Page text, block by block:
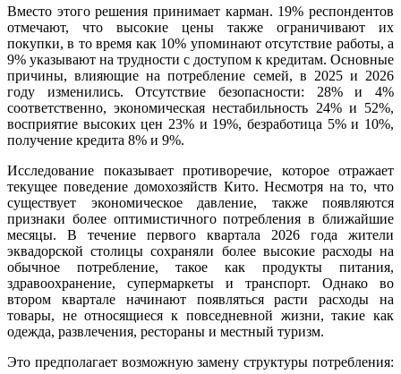
Вместо этого решения принимает карман. 19% респондентов
отмечают, что высокие цены также ограничивают их
покупки, в то время как 10% упоминают отсутствие работы, а
9% указывают на трудности с доступом к кредитам. Основные
причины, влияющие на потребление семей, в 2025 и 2026
году изменились. Отсутствие безопасности: 28% и 4%
соответственно, экономическая нестабильность 24% и 52%,
восприятие высоких цен 23% и 19%, безработица 5% и 10%,
получение кредита 8% и 9%.
Исследование показывает противоречие, которое отражает
текущее поведение домохозяйств Кито. Несмотря на то, что
существует экономическое давление, также появляются
признаки более оптимистичного потребления в ближайшие
месяцы. В течение первого квартала 2026 года жители
эквадорской столицы сохраняли более высокие расходы на
обычное потребление, такое как продукты питания,
здравоохранение, супермаркеты и транспорт. Однако во
втором квартале начинают появляться расти расходы на
товары, не относящиеся к повседневной жизни, такие как
одежда, развлечения, рестораны и местный туризм.
Это предполагает возможную замену структуры потребления: